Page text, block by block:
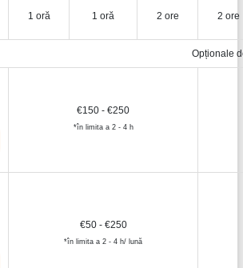
1 oră 1 oră 2 ore 2 ore
Opționale
€150 - €250
*în limita a 2 - 4 h
€50 - €250
*în limita a 2 - 4 h/ lună